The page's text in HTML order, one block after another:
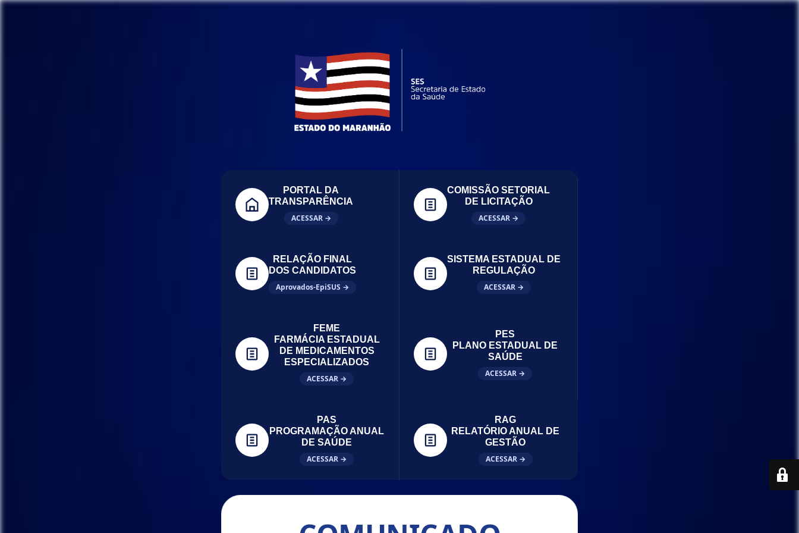
PORTAL DA
TRANSPARÊNCIA
ACESSAR →
COMISSÃO SETORIAL
DE LICITAÇÃO
ACESSAR →
RELAÇÃO FINAL
DOS CANDIDATOS
Aprovados-EpiSUS →
SISTEMA ESTADUAL DE
REGULAÇÃO
ACESSAR →
FEME
FARMÁCIA ESTADUAL
DE MEDICAMENTOS
ESPECIALIZADOS
ACESSAR →
PES
PLANO ESTADUAL DE
SAÚDE
ACESSAR →
PAS
PROGRAMAÇÃO ANUAL
DE SAÚDE
ACESSAR →
RAG
RELATÓRIO ANUAL DE
GESTÃO
ACESSAR →